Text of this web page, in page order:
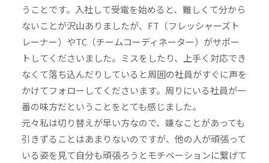
うことです。入社して受電を始めると、難しくて分から
ないことが沢山ありましたが、FT（フレッシャーズト
レーナー）やTC（チームコーディネーター）がサポー
トしてくださいました。ミスをしたり、上手く対応でき
なくて落ち込んだりしていると周囲の社員がすぐに声を
かけてフォローしてくださいます。周りにいる社員が一
番の味方だということをとても感じました。
元々私は切り替えが早い方なので、嫌なことがあっても
引きずることはあまりないのですが、他の人が頑張って
いる姿を見て自分も頑張ろうとモチベーションに繋げて